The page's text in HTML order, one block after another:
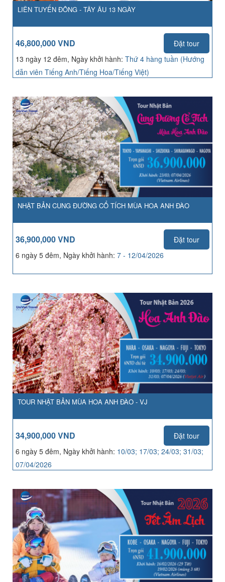
LIÊN TUYẾN ĐÔNG - TÂY ÂU 13 NGÀY
46,800,000 VND
Đặt tour
13 ngày 12 đêm, Ngày khởi hành: Thứ 4 hàng tuần (Hướng
dẫn viên Tiếng Anh/Tiếng Hoa/Tiếng Việt)
NHẬT BẢN CUNG ĐƯỜNG CỔ TÍCH MÙA HOA ANH ĐÀO
36,900,000 VND
Đặt tour
6 ngày 5 đêm, Ngày khởi hành: 7 - 12/04/2026
TOUR NHẬT BẢN MÙA HOA ANH ĐÀO - VJ
34,900,000 VND
Đặt tour
6 ngày 5 đêm, Ngày khởi hành: 10/03; 17/03; 24/03; 31/03;
07/04/2026